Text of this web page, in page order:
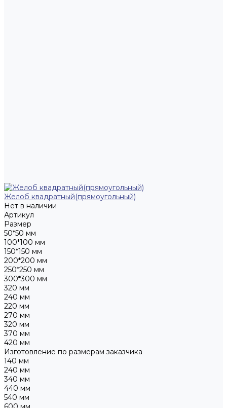
Желоб квадратный(прямоугольный)
Нет в наличии
Артикул
Размер
50*50 мм
100*100 мм
150*150 мм
200*200 мм
250*250 мм
300*300 мм
320 мм
240 мм
220 мм
270 мм
320 мм
370 мм
420 мм
Изготовление по размерам заказчика
140 мм
240 мм
340 мм
440 мм
540 мм